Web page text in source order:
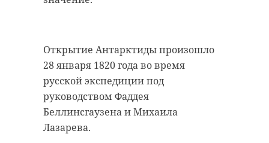
Открытие Антарктиды произошло
28 января 1820 года во время
русской экспедиции под
руководством Фаддея
Беллинсгаузена и Михаила
Лазарева.
удастся узнать, какой была жизнь
история сосновый бор
каменка
линия маннергейма
Поделиться статьей: